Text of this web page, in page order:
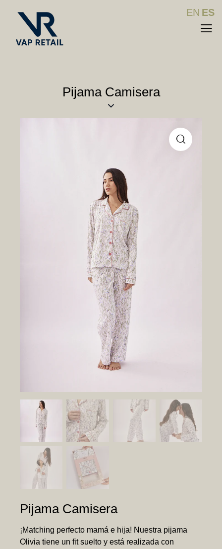
Pijama Camisera
Pijama Camisera
¡Matching perfecto mamá e hija! Nuestra pijama
Olivia tiene un fit suelto y está realizada con
EN ES